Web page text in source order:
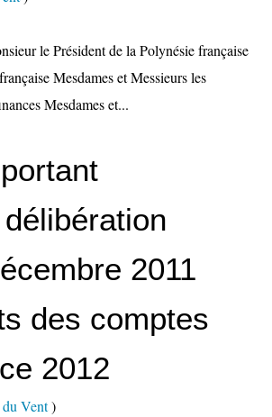
le Président de la Polynésie française
Mesdames et Messieurs les
Mesdames et...
2011
des comptes
2012
Vent)